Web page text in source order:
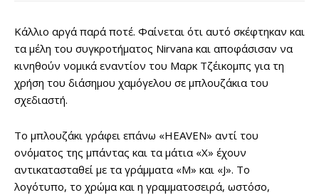
Κάλλιο αργά παρά ποτέ. Φαίνεται ότι αυτό σκέφτηκαν και
τα μέλη του συγκροτήματος Nirvana και αποφάσισαν να
κινηθούν νομικά εναντίον του Μαρκ Τζέικομπς για τη
χρήση του διάσημου χαμόγελου σε μπλουζάκια του
σχεδιαστή.
Το μπλουζάκι γράφει επάνω «HEAVEN» αντί του
ονόματος της μπάντας και τα μάτια «X» έχουν
αντικατασταθεί με τα γράμματα «M» και «J». Το
λογότυπο, το χρώμα και η γραμματοσειρά, ωστόσο,